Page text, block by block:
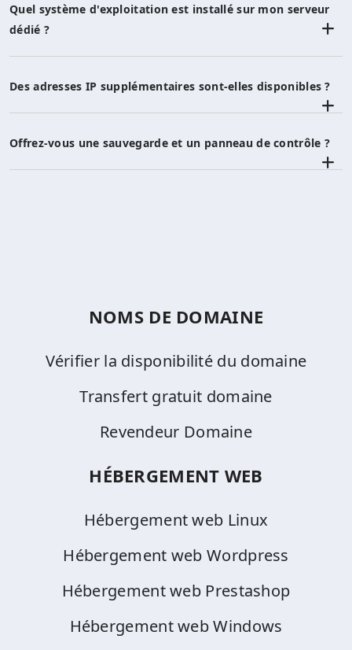
Quel système d'exploitation est installé sur mon serveur
dédié ?
Des adresses IP supplémentaires sont-elles disponibles ?
Offrez-vous une sauvegarde et un panneau de contrôle ?
NOMS DE DOMAINE
Vérifier la disponibilité du domaine
Transfert gratuit domaine
Revendeur Domaine
HÉBERGEMENT WEB
Hébergement web Linux
Hébergement web Wordpress
Hébergement web Prestashop
Hébergement web Windows